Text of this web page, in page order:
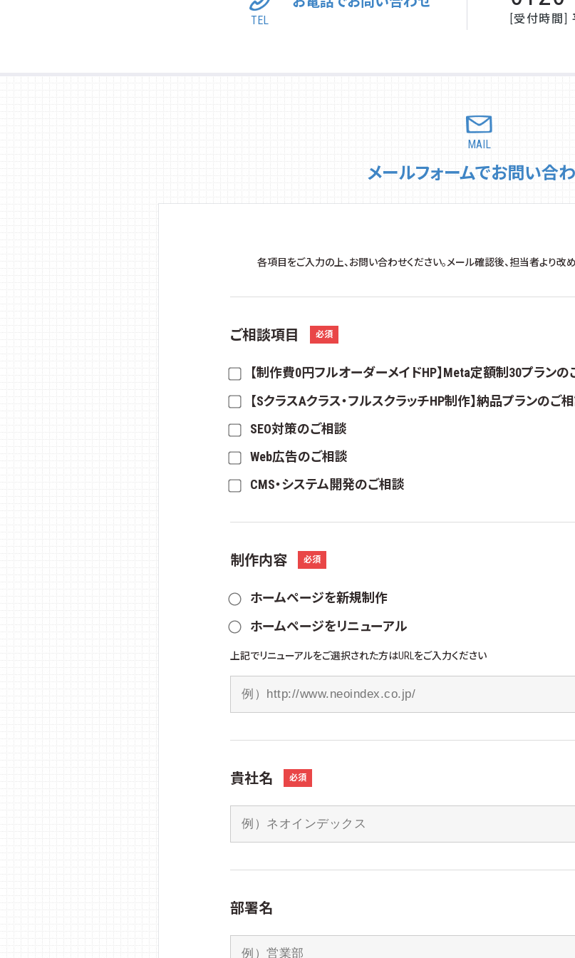
TEL [受付時間]
MAIL
メールフォームでお問い合
各項目をご入力の上、お問い合わせください。メール確認後、担当者より改
ご相談項目 必須
【制作費0円フルオーダーメイドHP】Meta定額制30プランの
【SクラスAクラス・フルスクラッチHP制作】納品プランのご
SEO対策のご相談
Web広告のご相談
CMS・システム開発のご相談
制作内容 必須
ホームページを新規制作
ホームページをリニューアル
上記でリニューアルをご選択された方はURLをご入力ください
貴社名 必須
部署名